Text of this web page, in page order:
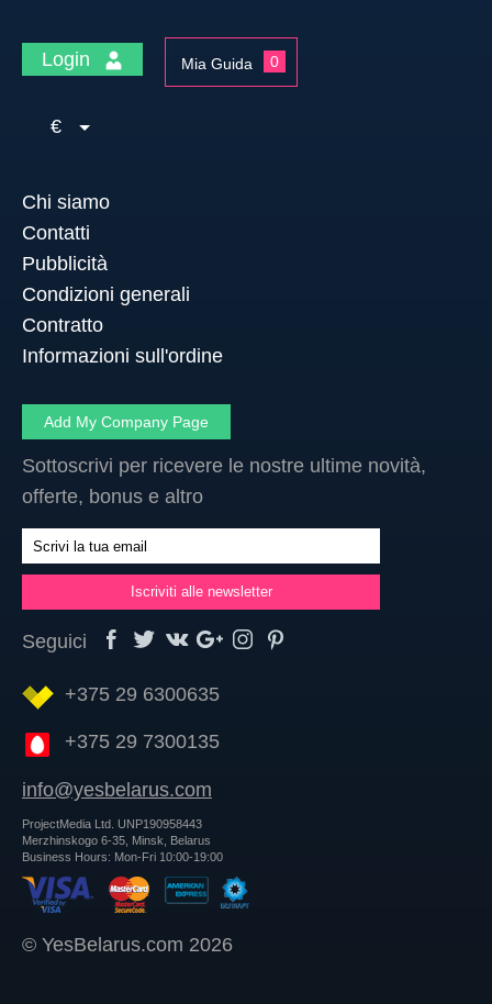
Login Mia Guida 0
€
Chi siamo
Contatti
Pubblicità
Condizioni generali
Contratto
Informazioni sull'ordine
Add My Company Page
Sottoscrivi per ricevere le nostre ultime novità,
offerte, bonus e altro
Seguici
+375 29 6300635
+375 29 7300135
info@yesbelarus.com
ProjectMedia Ltd. UNP190958443
Merzhinskogo 6-35, Minsk, Belarus
Business Hours: Mon-Fri 10:00-19:00
© YesBelarus.com 2026